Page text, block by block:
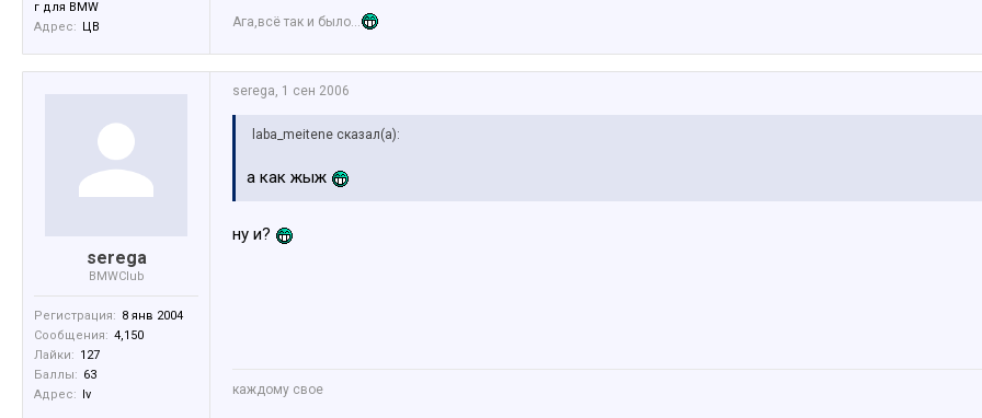
г для BMW
Адрес: ЦВ Ага,всё так и было...
serega
BMWClub
Регистрация: 8 янв 2004
Сообщения: 4,150
Лайки: 127
Баллы: 63
Адрес: lv
serega 1 сен 2006
laba_meitene сказал(а):
а как жыж
ну и?
каждому свое